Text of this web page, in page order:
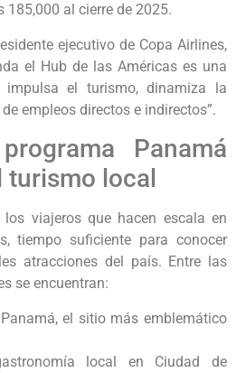
185,000 al cierre de 2025.
ejecutivo de Copa Airlines,
el Hub de las Américas es una
impulsa el turismo, dinamiza la
empleos directos e indirectos”.
Panamá
turismo local
viajeros que hacen escala en
tiempo suficiente para conocer
atracciones del país. Entre las
se encuentran:
el sitio más emblemático
local en Ciudad de